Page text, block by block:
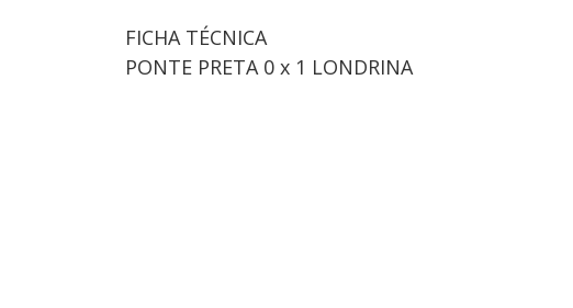
FICHA TÉCNICA
PONTE PRETA 0 x 1 LONDRINA